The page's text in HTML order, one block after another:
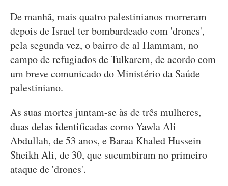
De manhã, mais quatro palestinianos morreram
depois de Israel ter bombardeado com 'drones',
pela segunda vez, o bairro de al Hammam, no
campo de refugiados de Tulkarem, de acordo com
um breve comunicado do Ministério da Saúde
palestiniano.
As suas mortes juntam-se às de três mulheres,
duas delas identificadas como Yawla Ali
Abdullah, de 53 anos, e Baraa Khaled Hussein
Sheikh Ali, de 30, que sucumbiram no primeiro
ataque de 'drones'.